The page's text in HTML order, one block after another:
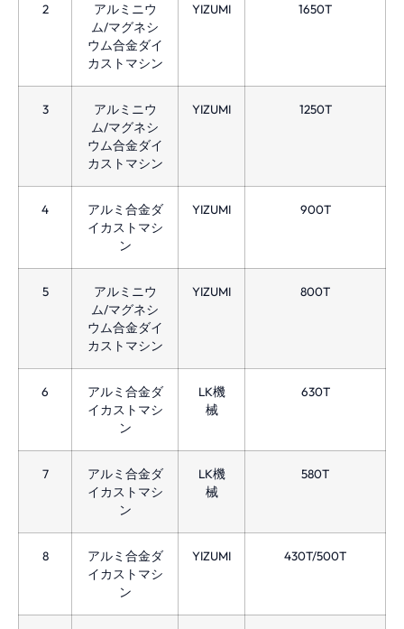
2
アルミニウ
ム/マグネシ
ウム合金ダイ
カストマシン
YIZUMI 1650T
3
アルミニウ
ム/マグネシ
ウム合金ダイ
カストマシン
YIZUMI 1250T
4
アルミ合金ダ
イカストマシ
ン
YIZUMI 900T
5
アルミニウ
ム/マグネシ
ウム合金ダイ
カストマシン
YIZUMI 800T
6
アルミ合金ダ
イカストマシ
ン
LK機
械
630T
7
アルミ合金ダ
イカストマシ
ン
LK機
械
580T
8
アルミ合金ダ
イカストマシ
ン
YIZUMI 430T/500T